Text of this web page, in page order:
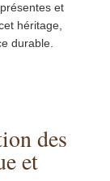
et
héritage,
durable.
des
et